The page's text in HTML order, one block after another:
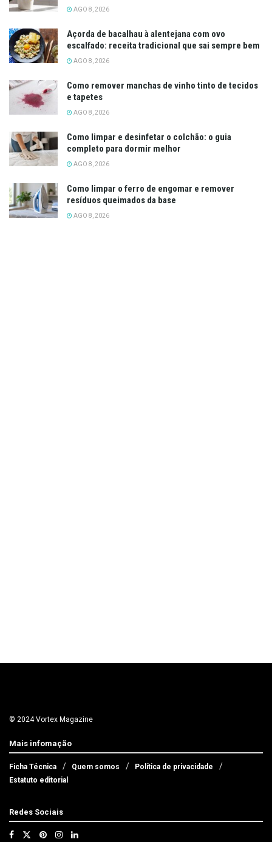
AGO 8, 2026
Açorda de bacalhau à alentejana com ovo
escalfado: receita tradicional que sai sempre bem
AGO 8, 2026
Como remover manchas de vinho tinto de tecidos
e tapetes
AGO 8, 2026
Como limpar e desinfetar o colchão: o guia
completo para dormir melhor
AGO 8, 2026
Como limpar o ferro de engomar e remover
resíduos queimados da base
AGO 8, 2026
© 2024 Vortex Magazine
Mais infomação
Ficha Técnica Quem somos
Política de privacidade
Estatuto editorial
Redes Sociais